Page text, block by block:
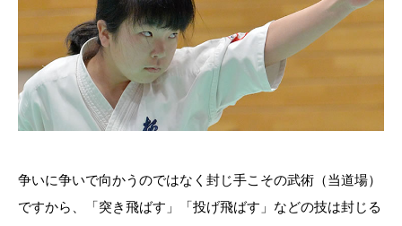
争いに争いで向かうのではなく封じ手こその武術（当道場）
ですから、「突き飛ばす」「投げ飛ばす」などの技は封じる